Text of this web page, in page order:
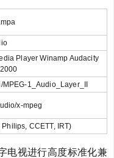
Player Winamp Audacity
1_Audio_Layer_II
x-mpeg
CCETT, IRT)
电视进行高度标准化兼